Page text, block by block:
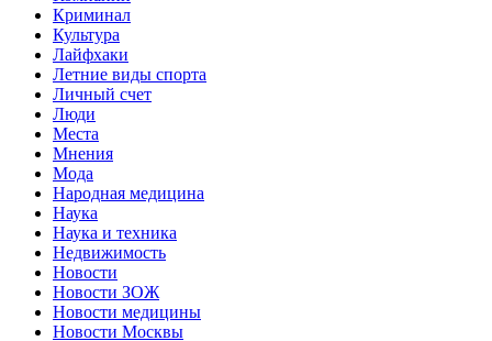
Криминал
Культура
Лайфхаки
Летние виды спорта
Личный счет
Люди
Места
Мнения
Мода
Народная медицина
Наука
Наука и техника
Недвижимость
Новости
Новости ЗОЖ
Новости медицины
Новости Москвы